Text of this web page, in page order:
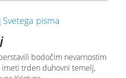
bodočim nevarnostim
trden duhovni temelj,